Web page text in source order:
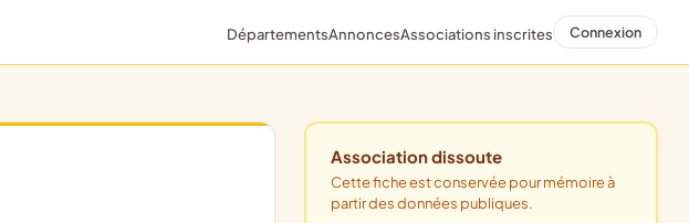
DépartementsAnnoncesAssociations inscrites Connexion
Association dissoute
Cette fiche est conservée pour mémoire à
partir des données publiques.